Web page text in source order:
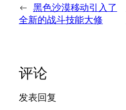
← 黑色沙漠移动引入了
全新的战斗技能大修
评论
发表回复